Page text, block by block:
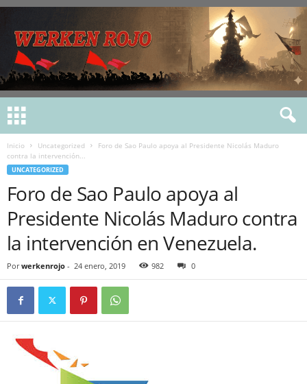
Inicio Uncategorized
Foro de Sao Paulo apoya al Presidente Nicolás Maduro
contra la intervención...
UNCATEGORIZED
Foro de Sao Paulo apoya al
Presidente Nicolás Maduro contra
la intervención en Venezuela.
Por werkenrojo - 24 enero, 2019 982 0